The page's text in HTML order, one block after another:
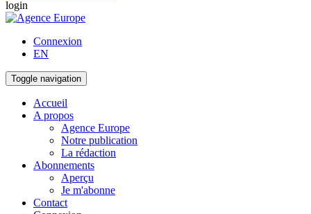
login
Connexion
EN
Toggle navigation
Accueil
A propos
Agence Europe
Notre publication
La rédaction
Abonnements
Aperçu
Je m'abonne
Contact